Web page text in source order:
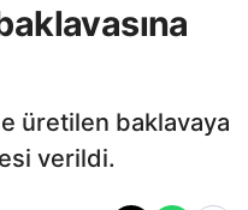
üretilen baklavaya
verildi.